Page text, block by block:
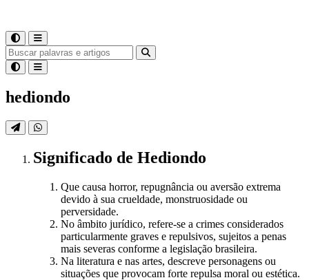
hediondo
Significado de Hediondo
Que causa horror, repugnância ou aversão extrema
devido à sua crueldade, monstruosidade ou
perversidade.
No âmbito jurídico, refere-se a crimes considerados
particularmente graves e repulsivos, sujeitos a penas
mais severas conforme a legislação brasileira.
Na literatura e nas artes, descreve personagens ou
situações que provocam forte repulsa moral ou estética.